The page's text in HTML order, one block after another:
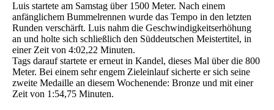
Luis startete am Samstag über 1500 Meter. Nach einem
anfänglichem Bummelrennen wurde das Tempo in den letzten
Runden verschärft. Luis nahm die Geschwindigkeitserhöhung
an und holte sich schließlich den Süddeutschen Meistertitel, in
einer Zeit von 4:02,22 Minuten.
Tags darauf startete er erneut in Kandel, dieses Mal über die 800
Meter. Bei einem sehr engem Zieleinlauf sicherte er sich seine
zweite Medaille an diesem Wochenende: Bronze und mit einer
Zeit von 1:54,75 Minuten.